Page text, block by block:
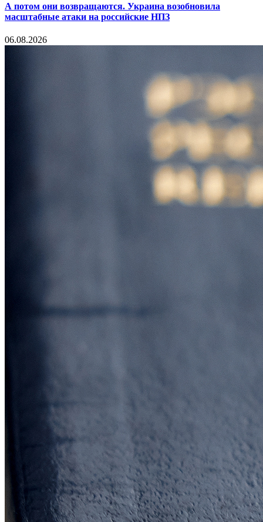
А потом они возвращаются. Украина возобновила
масштабные атаки на российские НПЗ
06.08.2026